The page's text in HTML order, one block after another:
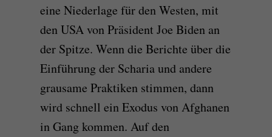
eine Niederlage für den Westen, mit
den USA von Präsident Joe Biden an
der Spitze. Wenn die Berichte über die
Einführung der Scharia und andere
grausame Praktiken stimmen, dann
wird schnell ein Exodus von Afghanen
in Gang kommen. Auf den